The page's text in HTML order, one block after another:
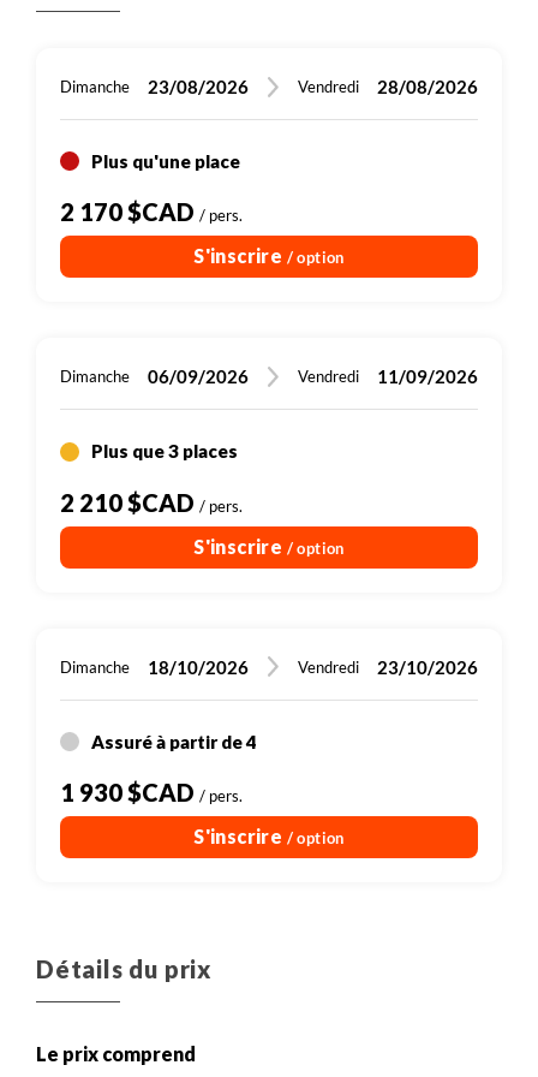
Plus de détails
Dimanche 23/08/2026 Vendredi 28/08/2026
Plus qu'une place
2 170 $CAD / pers.
S'inscrire / option
Dimanche 06/09/2026 Vendredi 11/09/2026
Plus que 3 places
2 210 $CAD / pers.
S'inscrire / option
Dimanche 18/10/2026 Vendredi 23/10/2026
Assuré à partir de 4
1 930 $CAD / pers.
S'inscrire / option
Détails du prix
Le prix comprend